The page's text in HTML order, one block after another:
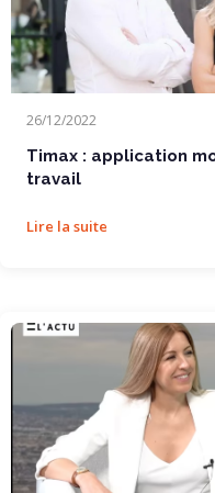
Timax : application mobile de
26/12/2022
Timax : application
travail
Lire la suite